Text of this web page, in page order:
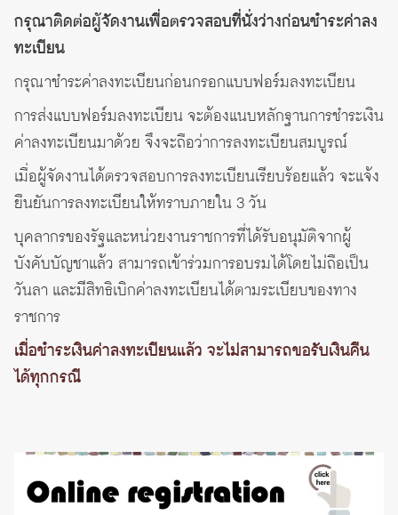
กรุณาติดต่อผู้จัดงานเพื่อตรวจสอบที่นั่งว่างก่อนชำระค่าลง
ทะเบียน
กรุณาชำระค่าลงทะเบียนก่อนกรอกแบบฟอร์มลงทะเบียน
การส่งแบบฟอร์มลงทะเบียน จะต้องแนบหลักฐานการชำระเงิน
ค่าลงทะเบียนมาด้วย จึงจะถือว่าการลงทะเบียนสมบูรณ์
เมื่อผู้จัดงานได้ตรวจสอบการลงทะเบียนเรียบร้อยแล้ว จะแจ้ง
ยืนยันการลงทะเบียนให้ทราบภายใน 3 วัน
บุคลากรของรัฐและหน่วยงานราชการที่ได้รับอนุมัติจากผู้
บังคับบัญชาแล้ว สามารถเข้าร่วมการอบรมได้โดยไม่ถือเป็น
วันลา และมีสิทธิเบิกค่าลงทะเบียนได้ตามระเบียบของทาง
ราชการ
เมื่อชำระเงินค่าลงทะเบียนแล้ว จะไม่สามารถขอรับเงินคืน
ได้ทุกกรณี